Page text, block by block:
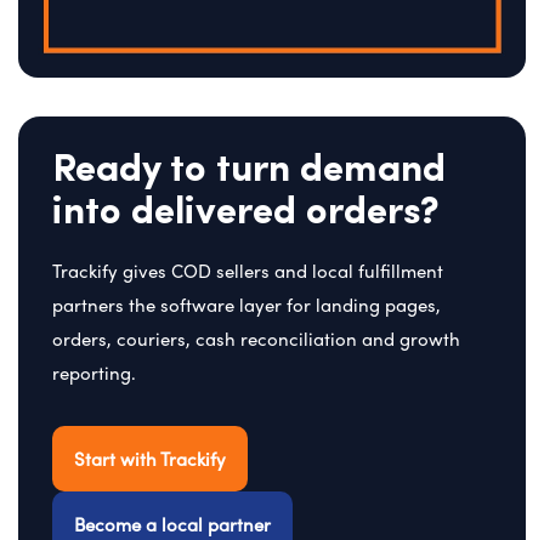
Ready to turn demand
into delivered orders?
Trackify gives COD sellers and local fulfillment
partners the software layer for landing pages,
orders, couriers, cash reconciliation and growth
reporting.
Start with Trackify
Become a local partner